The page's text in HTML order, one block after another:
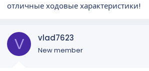
отличные ходовые характеристики!
V vlad7623
New member